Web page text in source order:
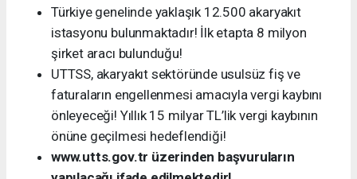
Türkiye genelinde yaklaşık 12.500 akaryakıt
istasyonu bulunmaktadır! İlk etapta 8 milyon
şirket aracı bulunduğu!
UTTSS, akaryakıt sektöründe usulsüz fiş ve
faturaların engellenmesi amacıyla vergi kaybını
önleyeceği! Yıllık 15 milyar TL’lik vergi kaybının
önüne geçilmesi hedeflendiği!
www.utts.gov.tr üzerinden başvuruların